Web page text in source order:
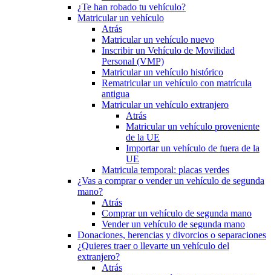
¿Te han robado tu vehículo?
Matricular un vehículo
Atrás
Matricular un vehículo nuevo
Inscribir un Vehículo de Movilidad
Personal (VMP)
Matricular un vehículo histórico
Rematricular un vehículo con matrícula
antigua
Matricular un vehículo extranjero
Atrás
Matricular un vehículo proveniente
de la UE
Importar un vehículo de fuera de la
UE
Matricula temporal: placas verdes
¿Vas a comprar o vender un vehículo de segunda
mano?
Atrás
Comprar un vehículo de segunda mano
Vender un vehículo de segunda mano
Donaciones, herencias y divorcios o separaciones
¿Quieres traer o llevarte un vehículo del
extranjero?
Atrás